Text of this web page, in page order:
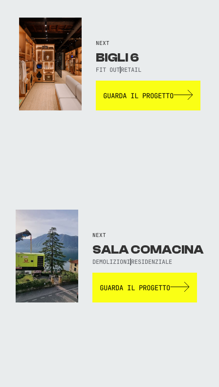
NEXT
BIGLI 6
FIT OUT RETAIL
GUARDA IL PROGETTO
NEXT
SALA COMACINA
DEMOLIZIONI RESIDENZIALE
GUARDA IL PROGETTO